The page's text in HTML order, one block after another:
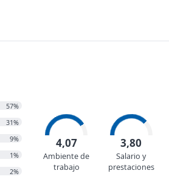
57%
31%
9%
1%
2%
4,07
Ambiente de
trabajo
3,80
Salario y
prestaciones